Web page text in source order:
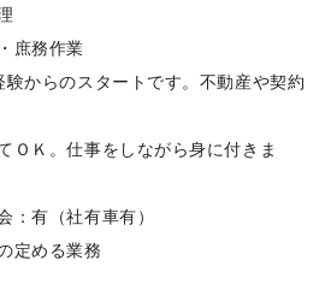
庶務作業
からのスタートです。不動産や契約
ＯＫ。仕事をしながら身に付きま
：有（社有車有）
定める業務